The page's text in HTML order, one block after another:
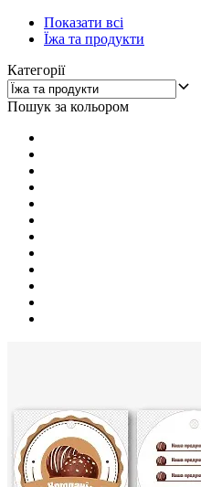
Показати всі
Їжа та продукти
Категорії
Пошук за кольором